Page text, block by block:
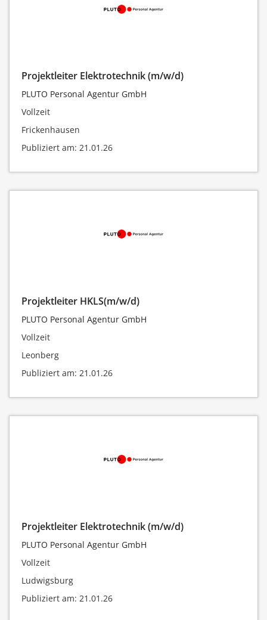
Projektleiter Elektrotechnik (m/w/d)
PLUTO Personal Agentur GmbH
Vollzeit
Frickenhausen
Publiziert am: 21.01.26
Projektleiter HKLS(m/w/d)
PLUTO Personal Agentur GmbH
Vollzeit
Leonberg
Publiziert am: 21.01.26
Projektleiter Elektrotechnik (m/w/d)
PLUTO Personal Agentur GmbH
Vollzeit
Ludwigsburg
Publiziert am: 21.01.26